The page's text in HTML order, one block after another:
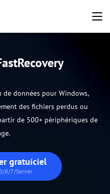
données pour Windows,
des fichiers perdus ou
de 500+ périphériques de
gratuiciel
8/7/Server